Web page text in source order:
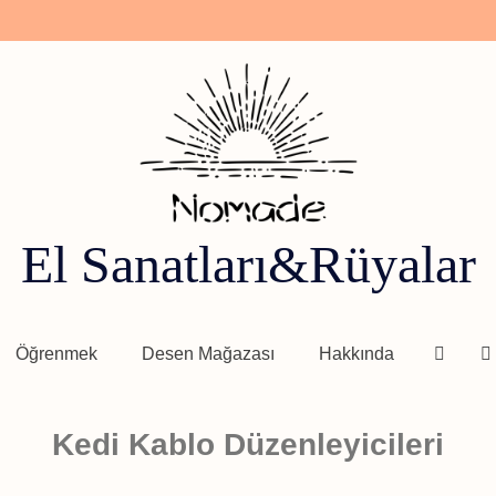
El Sanatları&Rüyalar
Öğrenmek Desen Mağazası Hakkında
Kedi Kablo Düzenleyicileri